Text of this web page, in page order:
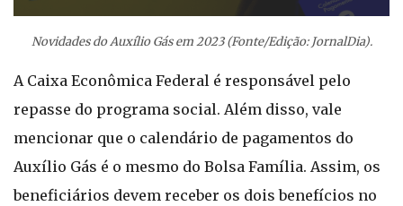
Novidades do Auxílio Gás em 2023 (Fonte/Edição: JornalDia).
A Caixa Econômica Federal é responsável pelo
repasse do programa social. Além disso, vale
mencionar que o calendário de pagamentos do
Auxílio Gás é o mesmo do Bolsa Família. Assim, os
beneficiários devem receber os dois benefícios no